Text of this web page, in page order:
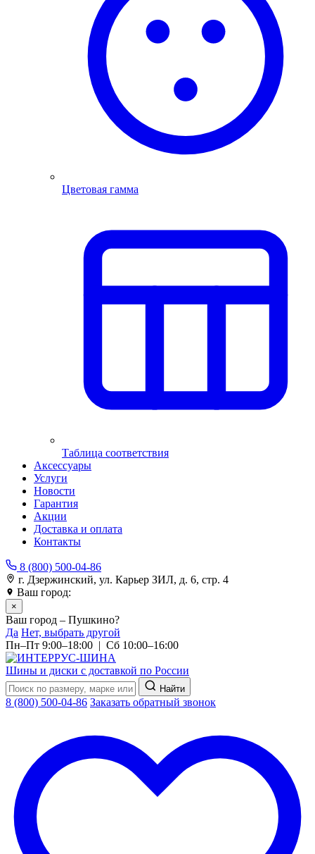
Цветовая гамма
Таблица соответствия
Аксессуары
Услуги
Новости
Гарантия
Акции
Доставка и оплата
Контакты
8 (800) 500-04-86
г. Дзержинский, ул. Карьер ЗИЛ, д. 6, стр. 4
Ваш город:
×
Ваш город – Пушкино?
Да Нет, выбрать другой
Пн–Пт 9:00–18:00 | Сб 10:00–16:00
Шины и диски с доставкой по России
Найти
8 (800) 500-04-86 Заказать обратный звонок